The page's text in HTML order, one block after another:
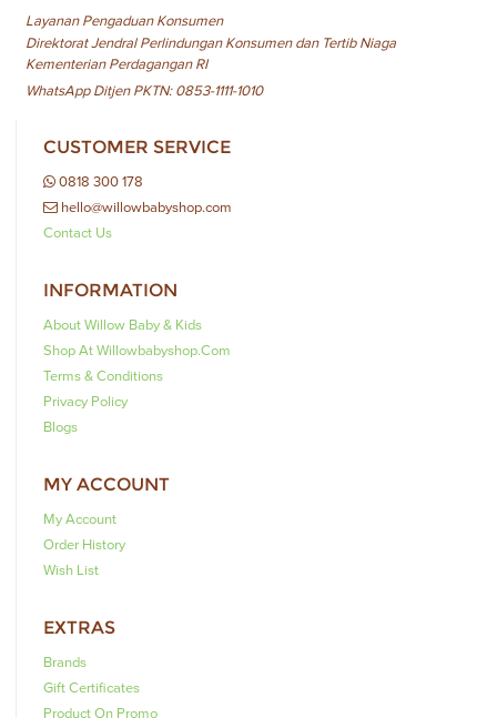
Layanan Pengaduan Konsumen
Direktorat Jendral Perlindungan Konsumen dan Tertib Niaga
Kementerian Perdagangan RI
WhatsApp Ditjen PKTN: 0853-1111-1010
CUSTOMER SERVICE
0818 300 178
hello@willowbabyshop.com
Contact Us
INFORMATION
About Willow Baby & Kids
Shop At Willowbabyshop.com
Terms & Conditions
Privacy Policy
Blogs
MY ACCOUNT
My Account
Order History
Wish List
EXTRAS
Brands
Gift Certificates
Product On Promo